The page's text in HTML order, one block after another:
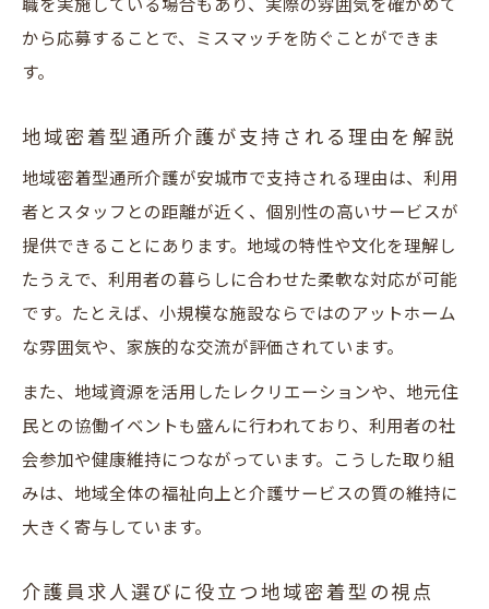
地域密着型通所介護求人を効率的に見つけ
術
求人選択時に役立つ地域密着型ネットワー
ク活用法
通所介護求人の見逃しを防ぐ情報収集テク
ニック
職を実施している場合もあり、実際の雰囲気を確かめて
から応募することで、ミスマッチを防ぐことができま
す。
地域密着型通所介護が支持される理由を解説
地域密着型通所介護が安城市で支持される理由は、利用
者とスタッフとの距離が近く、個別性の高いサービスが
提供できることにあります。地域の特性や文化を理解し
たうえで、利用者の暮らしに合わせた柔軟な対応が可能
です。たとえば、小規模な施設ならではのアットホーム
な雰囲気や、家族的な交流が評価されています。
また、地域資源を活用したレクリエーションや、地元住
民との協働イベントも盛んに行われており、利用者の社
会参加や健康維持につながっています。こうした取り組
みは、地域全体の福祉向上と介護サービスの質の維持に
大きく寄与しています。
介護員求人選びに役立つ地域密着型の視点